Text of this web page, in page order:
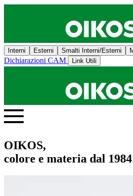
Interni Esterni Smalti Interni/Esterni
Dichiarazioni CAM Link Utili
OIKOS,
colore e materia dal 1984